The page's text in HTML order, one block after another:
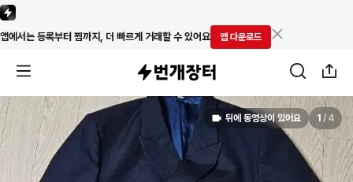
앱에서는 등록부터 찜까지, 더 빠르게 거래할 수 있어요 앱 다운로드
뒤에 동영상이 있어요 1 / 4